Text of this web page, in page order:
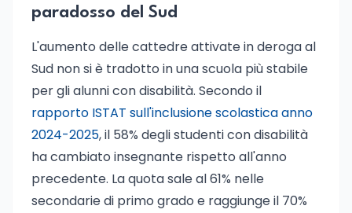
paradosso del Sud
L'aumento delle cattedre attivate in deroga al
Sud non si è tradotto in una scuola più stabile
per gli alunni con disabilità. Secondo il
rapporto ISTAT sull'inclusione scolastica anno
2024-2025, il 58% degli studenti con disabilità
ha cambiato insegnante rispetto all'anno
precedente. La quota sale al 61% nelle
secondarie di primo grado e raggiunge il 70%